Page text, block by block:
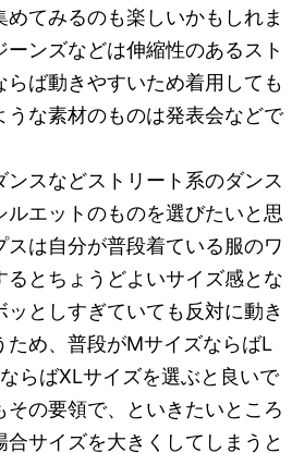
てみるのも楽しいかもしれま
ンズなどは伸縮性のあるスト
らば動きやすいため着用しても
うな素材のものは発表会などで
ンスなどストリート系のダンス
ルエットのものを選びたいと思
スは自分が普段着ている服のワ
るとちょうどよいサイズ感とな
ッとしすぎていても反対に動き
ため、普段がMサイズならばL
らばXLサイズを選ぶと良いで
その要領で、といきたいところ
サイズを大きくしてしまうと